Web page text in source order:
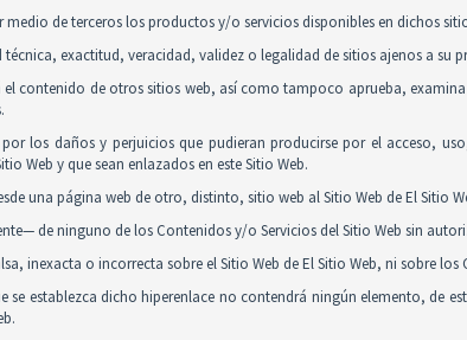
de terceros los productos y/o servicios disponibles en dichos
exactitud, veracidad, validez o legalidad de sitios ajenos a su
contenido de otros sitios web, así como tampoco aprueba,
los daños y perjuicios que pudieran producirse por el acceso,
Web y que sean enlazados en este Sitio Web.
una página web de otro, distinto, sitio web al Sitio Web de El Sitio
de ninguno de los Contenidos y/o Servicios del Sitio Web sin
inexacta o incorrecta sobre el Sitio Web de El Sitio Web, ni sobre
se establezca dicho hiperenlace no contendrá ningún elemento,